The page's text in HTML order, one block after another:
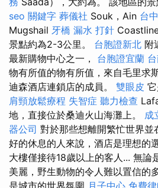
seo 關鍵字 葬儀社 Souk，Ain 台
Mugshail 牙橋 漏水 打針
景點約為2-3公里。 台胞證新北 附
最新購物中心之一， 台胞證宜蘭
物有所值的物有所值，來自毛里求
迪森酒店連鎖店的成員。 雙眼皮
肩頸放鬆療程 失智症 聽力檢查
地，直接位於桑迪火山海灘上。 成
器公司 對於那些想離開繁忙世界並
好的休息的人來說，酒店是理想的
大樓僅接待18歲以上的客人... 無論
美麗，野生動物的令人難以置信的
是城市的世界氛圍 月子中心 免費